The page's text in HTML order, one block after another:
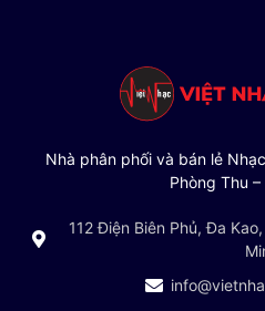
Nhà phân phối và bán lẻ
Phòng Thu –
112 Điện Biên Phủ, Đa